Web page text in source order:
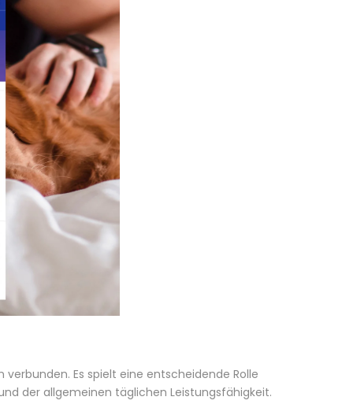
Es spielt eine entscheidende Rolle
der allgemeinen täglichen Leistungsfähigkeit.